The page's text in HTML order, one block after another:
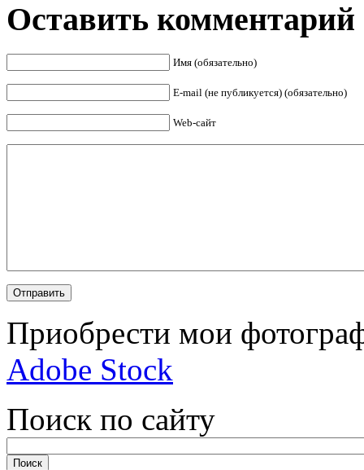
Оставить комментарий
Имя (обязательно)
E-mail (не публикуется) (обязательно)
Web-сайт
Приобрести мои
Adobe Stock
Поиск по сайту